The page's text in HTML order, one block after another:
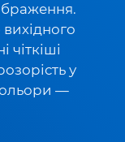
чіткіші
у
—